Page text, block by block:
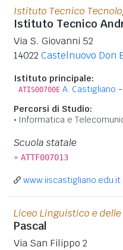
Istituto Tecnico
Istituto Tecnico
Via S. Giovanni 52
14022 Castelnuovo Don
Istituto principale:
ATIS00700E A. Castigliano -
Percorsi di Studio:
Informatica e
Scuola statale
» ATTF007013
www.iiscastigliano.edu.it
Liceo Linguistico e
Pascal
Via San Filippo 2